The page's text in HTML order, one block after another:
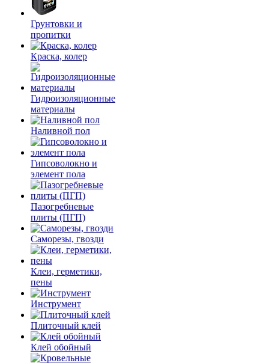
Грунтовки и
пропитки
Краска, колер
Гидроизоляционные
материалы
Наливной пол
Гипсоволокно и
элемент пола
Пазогребневые
плиты (ПГП)
Саморезы, гвозди
Клеи, герметики,
пены
Инструмент
Плиточный клей
Клей обойный